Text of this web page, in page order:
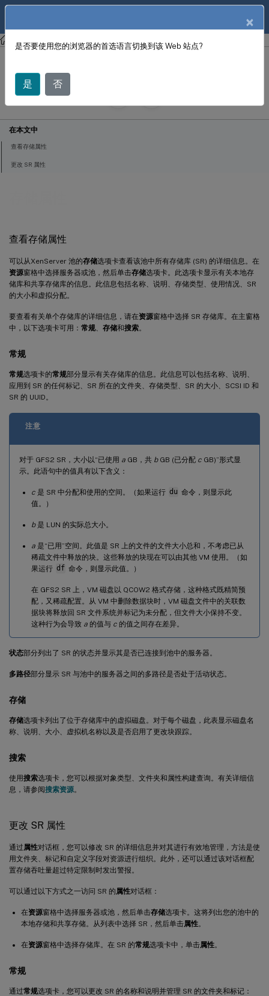
XenCenter XenCenter
查看存储属性
可以从XenServer 池的存储选项卡查看该池中所有存储库 (SR) 的详细信息。在
资源窗格中选择服务器或池，然后单击存储选项卡。此选项卡显示有关本地存
储库和共享存储库的信息。此信息包括名称、说明、存储类型、使用情况、SR
的大小和虚拟分配。
要查看有关单个存储库的详细信息，请在资源窗格中选择 SR 存储库。在主窗格
中，以下选项卡可用： 常规、 存储和搜索。
常规
常规选项卡的常规部分显示有关存储库的信息。此信息可以包括名称、说明、
应用到 SR 的任何标记、SR 所在的文件夹、存储类型、SR 的大小、SCSI ID 和
SR 的 UUID。
注意
对于 GFS2 SR，大小以“已使用 a GB，共 bGB (已分配 c GB)”形式显
示。此语句中的值具有以下含义：
c 是 SR 中分配和使用的空间。（如果运行 du 命令，则显示此
值。）
b是 LUN 的实际总大小。
a 是“已用”空间。此值是 SR 上的文件的文件大小总和，不考虑已从
稀疏文件中释放的块。这些释放的块现在可以由其他 VM 使用。（如
果运行 df 命令，则显示此值。）
在 GFS2 SR 上，VM 磁盘以 QCOW2 格式存储，这种格式既精简预
配，又稀疏配置。从 VM 中删除数据块时，VM 磁盘文件中的关联数
据块将释放回 SR 文件系统并标记为未分配，但文件大小保持不变。
这种行为会导致 a 的值与 c 的值之间存在差异。
状态部分列出了 SR 的状态并显示其是否已连接到池中的服务器。
多路径部分显示 SR 与池中的服务器之间的多路径是否处于活动状态。
存储
存储选项卡列出了位于存储库中的虚拟磁盘。对于每个磁盘，此表显示磁盘名
称、说明、大小、虚拟机名称以及是否启用了更改块跟踪。
搜索
使用搜索选项卡，您可以根据对象类型、文件夹和属性构建查询。有关详细信
息，请参阅搜索资源。
更改 SR 属性
通过 属性对话框，您可以修改 SR 的详细信息并对其进行有效地管理，方法是使
用文件夹、标记和自定义字段对资源进行组织。此外，还可以通过该对话框配
置存储吞吐量超过特定限制时发出警报。
可以通过以下方式之一访问 SR 的 属性对话框：
在资源窗格中选择服务器或池，然后单击存储选项卡。这将列出您的池中的
本地存储和共享存储。从列表中选择 SR，然后单击属性。
在资源窗格中选择存储库。在 SR 的常规选项卡中，单击属性。
常规
通过常规选项卡，您可以更改 SR 的名称和说明并管理 SR 的文件夹和标记：
存储属性
June 18, 2024
X
在本文中
查看存储属性
更改 SR 属性
×
是否要使用您的浏览器的首选语言切换到该 Web 站点?
是 否